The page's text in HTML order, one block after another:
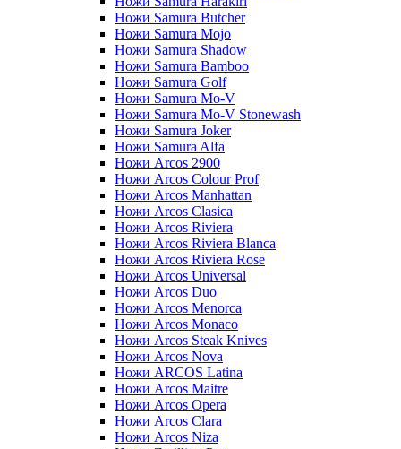
Ножи Samura Butcher
Ножи Samura Mojo
Ножи Samura Shadow
Ножи Samura Bamboo
Ножи Samura Golf
Ножи Samura Mo-V
Ножи Samura Mo-V Stonewash
Ножи Samura Joker
Ножи Samura Alfa
Ножи Arcos 2900
Ножи Arcos Colour Prof
Ножи Arcos Manhattan
Ножи Arcos Clasica
Ножи Arcos Riviera
Ножи Arcos Riviera Blanca
Ножи Arcos Riviera Rose
Ножи Arcos Universal
Ножи Arcos Duo
Ножи Arcos Menorca
Ножи Arcos Monaco
Ножи Arcos Steak Knives
Ножи Arcos Nova
Ножи ARCOS Latina
Ножи Arcos Maitre
Ножи Arcos Opera
Ножи Arcos Clara
Ножи Arcos Niza